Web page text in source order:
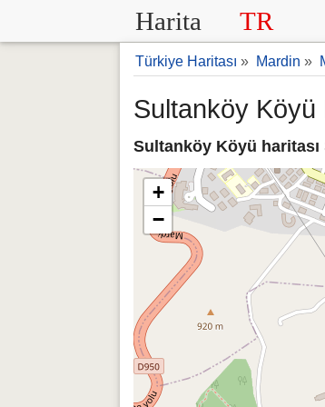
Harita TR
Türkiye Haritası » Mardin »
Sultanköy Köyü
Sultanköy Köyü haritası
+
−